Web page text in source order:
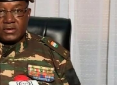
de la réforme
d’investissement